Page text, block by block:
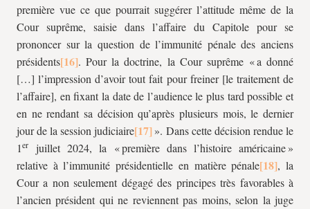
première vue ce que pourrait suggérer l’attitude même de la
Cour suprême, saisie dans l’affaire du Capitole pour se
prononcer sur la question de l’immunité pénale des anciens
présidents
. Pour la doctrine, la Cour suprême « a donné
[…] l’impression d’avoir tout fait pour freiner [le traitement de
l’affaire], en fixant la date de l’audience le plus tard possible et
en ne rendant sa décision qu’après plusieurs mois, le dernier
jour de la session judiciaire
». Dans cette décision rendue le
1er
juillet 2024, la « première dans l’histoire américaine »
relative à l’immunité présidentielle en matière pénale
, la
Cour a non seulement dégagé des principes très favorables à
l’ancien président qui ne reviennent pas moins, selon la juge